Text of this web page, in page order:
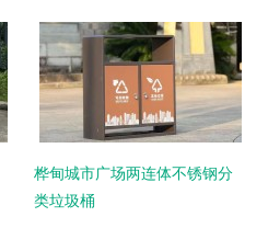
桦甸城市广场两连体不锈钢分
类垃圾桶